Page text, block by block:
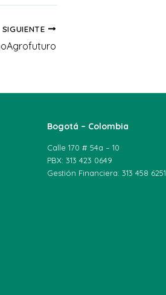
SIGUIENTE
Bogotá – Colombia
Calle 170 # 54a – 10
PBX: 313 423 0649
Gestión Financiera: 313 458 6251